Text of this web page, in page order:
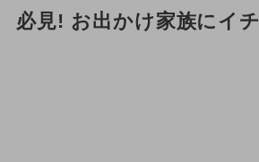
必見! お出かけ家族にイ